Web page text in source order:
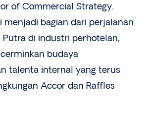
of Commercial Strategy.
menjadi bagian dari perjalanan
Putra di industri perhotelan,
budaya
talenta internal yang terus
Accor dan Raffles